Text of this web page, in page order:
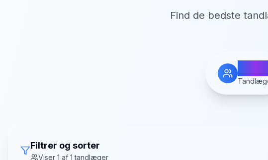
Find de bedste
Filtrer og sorter
Viser 1 af 1 tandlæger